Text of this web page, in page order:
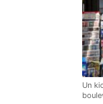
Un